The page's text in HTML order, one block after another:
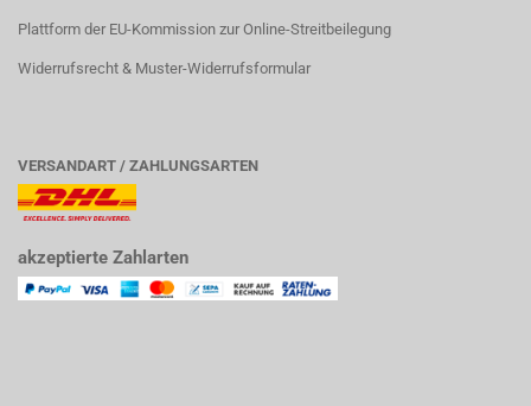
Plattform der EU-Kommission zur Online-Streitbeilegung
Widerrufsrecht & Muster-Widerrufsformular
VERSANDART / ZAHLUNGSARTEN
akzeptierte Zahlarten